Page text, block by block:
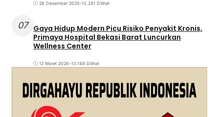
28 Desember 2025•13.241 Dilihat
07
Gaya Hidup Modern Picu Risiko Penyakit Kronis,
Primaya Hospital Bekasi Barat Luncurkan
Wellness Center
12 Maret 2026•13.148 Dilihat